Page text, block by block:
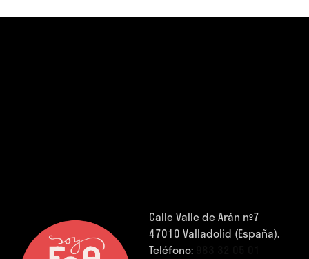
Calle Valle de Arán nº7
47010 Valladolid (España).
Teléfono: